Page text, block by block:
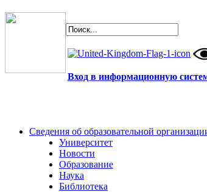
Вход в информационную
Сведения об образовательной
Университет
Новости
Образование
Наука
Библиотека